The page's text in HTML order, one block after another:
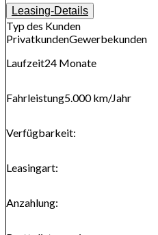
Leasing-Details
Typ des Kunden
PrivatkundenGewerbekunden
Laufzeit24 Monate
Fahrleistung5.000 km/Jahr
Verfügbarkeit:
Leasingart:
Anzahlung: